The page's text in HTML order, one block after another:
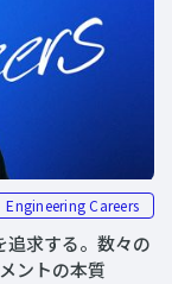
Engineering Careers
追求する。数々の
ントの本質